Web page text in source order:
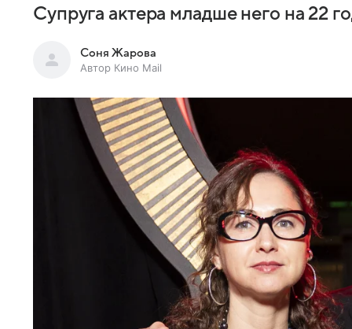
Супруга актера младше него на 22
Соня Жарова
Автор Кино Mail